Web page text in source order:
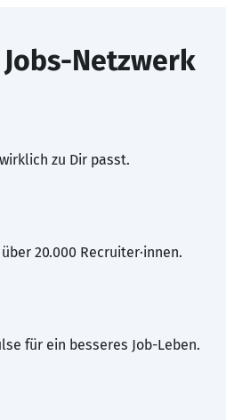
Jobs-Netzwerk
zu Dir passt.
20.000 Recruiter·innen.
für ein besseres Job-Leben.